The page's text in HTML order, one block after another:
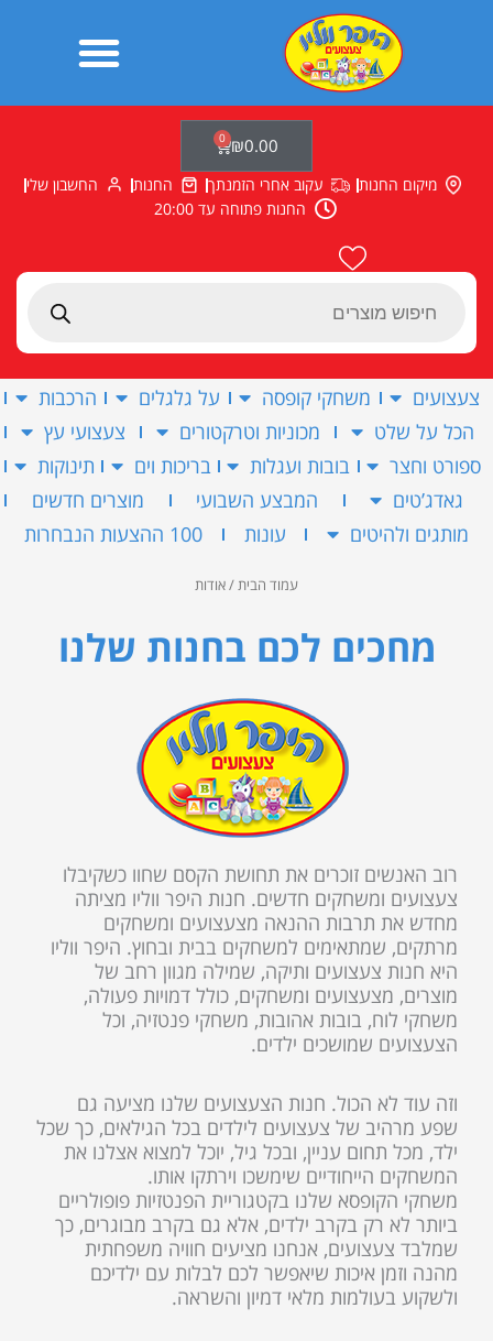
Products
₪0.00
0
עגלת
קניות
מיקום החנות עקוב אחרי הזמנתך החנות
החשבון שלי
החנות פתוחה עד 20:00
צעצועים משחקי קופסה על גלגלים
הרכבות
הכל על שלט
מכוניות וטרקטורים
צעצועי עץ
ספורט וחצר
בובות ועגלות בריכות וים
תינוקות
גאדג’טים
המבצע השבועי
מוצרים חדשים
מותגים ולהיטים
עונות 100 ההצעות הנבחרות
עמוד הבית/ אודות
מחכים לכם בחנות שלנו
רוב האנשים זוכרים את תחושת הקסם שחוו כשקיבלו
צעצועים ומשחקים חדשים. חנות היפר ווליו מציתה
מחדש את תרבות ההנאה מצעצועים ומשחקים
מרתקים, שמתאימים למשחקים בבית ובחוץ. היפר ווליו
היא חנות צעצועים ותיקה, שמילה מגוון רחב של
מוצרים, מצעצועים ומשחקים, כולל דמויות פעולה,
משחקי לוח, בובות אהובות, משחקי פנטזיה, וכל
הצעצועים שמושכים ילדים.
וזה עוד לא הכול. חנות הצעצועים שלנו מציעה גם
שפע מרהיב של צעצועים לילדים בכל הגילאים, כך שכל
ילד, מכל תחום עניין, ובכל גיל, יוכל למצוא אצלנו את
המשחקים הייחודיים שימשכו וירתקו אותו.
משחקי הקופסא שלנו בקטגוריית הפנטזיות פופולריים
ביותר לא רק בקרב ילדים, אלא גם בקרב מבוגרים, כך
שמלבד צעצועים, אנחנו מציעים חוויה משפחתית
מהנה וזמן איכות שיאפשר לכם לבלות עם ילדיכם
ולשקוע בעולמות מלאי דמיון והשראה.